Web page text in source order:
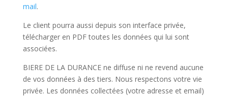
mail.
Le client pourra aussi depuis son interface privée,
télécharger en PDF toutes les données qui lui sont
associées.
BIERE DE LA DURANCE ne diffuse ni ne revend aucune
de vos données à des tiers. Nous respectons votre vie
privée. Les données collectées (votre adresse et email)